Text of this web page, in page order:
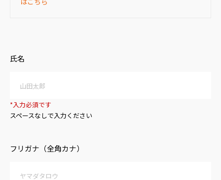
氏名
*入力必須です
スペースなしで入力ください
フリガナ（全角カナ）